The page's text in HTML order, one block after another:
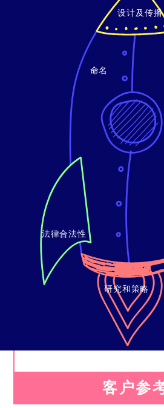
设计及传播
命名
法律合法性
研究和策略
客户参